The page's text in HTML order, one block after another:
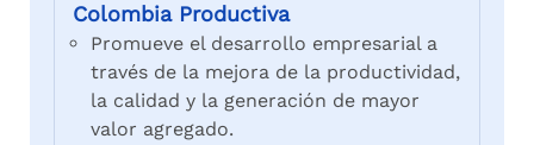
Colombia Productiva
Promueve el desarrollo empresarial a
través de la mejora de la productividad,
la calidad y la generación de mayor
valor agregado.